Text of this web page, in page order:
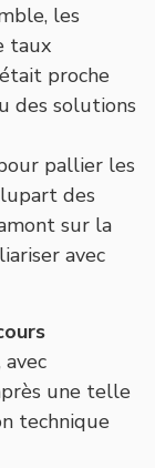
les
taux
proche
des solutions
pallier les
des
sur la
avec
avec
une telle
technique